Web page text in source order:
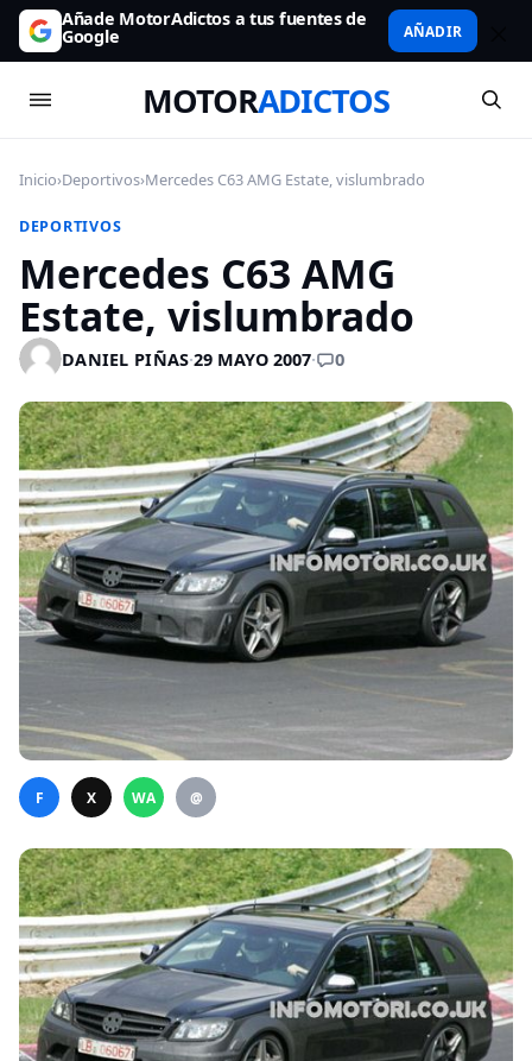
Añade MotorAdictos a tus fuentes de
Google AÑADIR
MOTORADICTOS
Inicio›Deportivos›Mercedes C63 AMG Estate, vislumbrado
DEPORTIVOS
Mercedes C63 AMG
Estate, vislumbrado
DANIEL PIÑAS·29 MAYO 2007· 0
F X WA @